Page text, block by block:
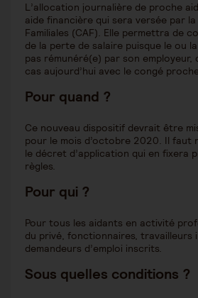
L’allocation journalière de proche
aide financière qui sera versée par la
Familiales (CAF). Elle permettra de
de la perte de salaire puisque le ou
pas rémunéré(e) par son employeur,
cas aujourd’hui avec le congé
Pour quand ?
Ce nouveau dispositif devrait être
pour le mois d’octobre 2020. Il faut
le décret d’application qui en fixera
règles.
Pour qui ?
Pour tous les aidants en activité
du privé, fonctionnaires, travailleurs
demandeurs d’emploi inscrits.
Sous quelles conditions ?